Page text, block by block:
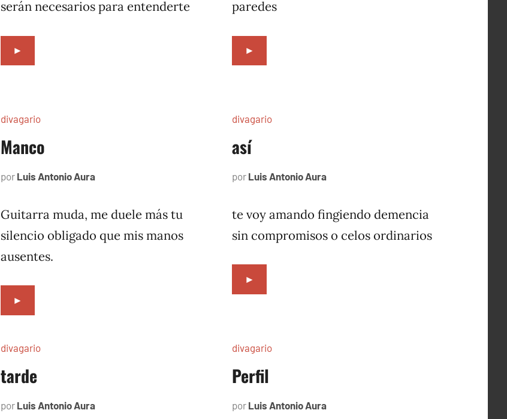
serán necesarios para entenderte
►
paredes
►
divagario
Manco
por Luis Antonio Auraoctubre
1996
Guitarra muda, me duele más tu
silencio obligado que mis manos
ausentes.
►
divagario
así
por Luis Antonio Aura
1996
te voy amando fingiendo demencia
sin compromisos o celos ordinarios
►
divagario
tarde
por Luis Antonio Auraoctubre
divagario
Perfil
por Luis Antonio Aura